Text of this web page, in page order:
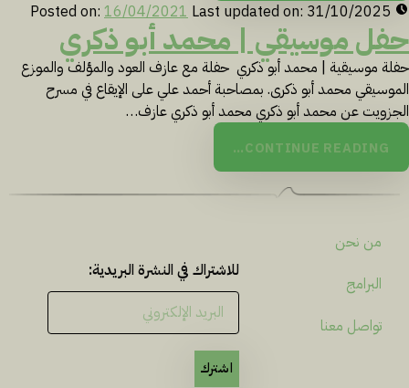
Posted on: 16/04/2021 Last updated on: 31/10/2025
حفل موسيقي | محمد أبو ذكري
حفلة موسيقية | محمد أبو ذكري حفلة مع عازف العود والمؤلف والموزع
الموسيقي محمد أبو ذكرى. بمصاحبة أحمد علي على الإيقاع في مسرح
الجزويت عن محمد أبو ذكري محمد أبو ذكري عازف…
CONTINUE READING…
من نحن
البرامج
تواصل معنا
للاشتراك في النشرة البريدية:
اشترك